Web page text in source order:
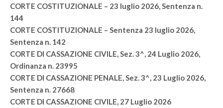
CORTE COSTITUZIONALE – 23 luglio 2026, Sentenza n.
144
CORTE COSTITUZIONALE – Sentenza 23 luglio 2026,
Sentenza n. 142
CORTE DI CASSAZIONE CIVILE, Sez. 3^, 24 Luglio 2026,
Ordinanza n. 23995
CORTE DI CASSAZIONE PENALE, Sez. 3^, 23 Luglio 2026,
Sentenza n. 27668
CORTE DI CASSAZIONE CIVILE, 27 Luglio 2026